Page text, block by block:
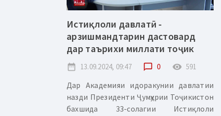
Истиқлоли давлатӣ -
арзишмандтарин дастовард
дар таърихи миллати тоҷик
date_range 13.09.2024, 09:47 chat_bubble_outline 0 remove_red_eye 591
Дар Академияи идоракунии давлатии
назди Президенти Ҷумҳурии Тоҷикистон
бахшида 33-солагии Истиқлоли